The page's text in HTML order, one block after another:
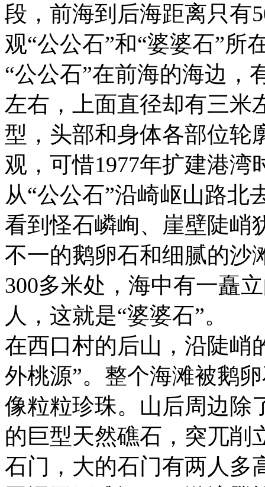
段，前海到后海距离只有
观“公公石”和“婆婆石”所
“公公石”在前海的海边，
左右，上面直径却有三米
型，头部和身体各部位轮
观，可惜1977年扩建港湾
从“公公石”沿崎岖山路北
看到怪石嶙峋、崖壁陡峭
不一的鹅卵石和细腻的沙
300多米处，海中有一矗
人，这就是“婆婆石”。
在西口村的后山，沿陡峭
外桃源”。整个海滩被鹅
像粒粒珍珠。山后周边除
的巨型天然礁石，突兀削
石门，大的石门有两人多